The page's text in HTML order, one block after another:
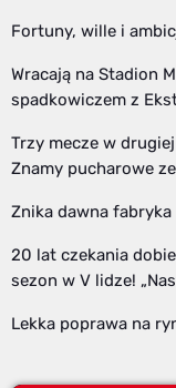
Fortuny, wille i
Wracają na Stadion
spadkowiczem z
Trzy mecze w
Znamy pucharowe
Znika dawna fabryka
20 lat czekania
sezon w V lidze!
Lekka poprawa na